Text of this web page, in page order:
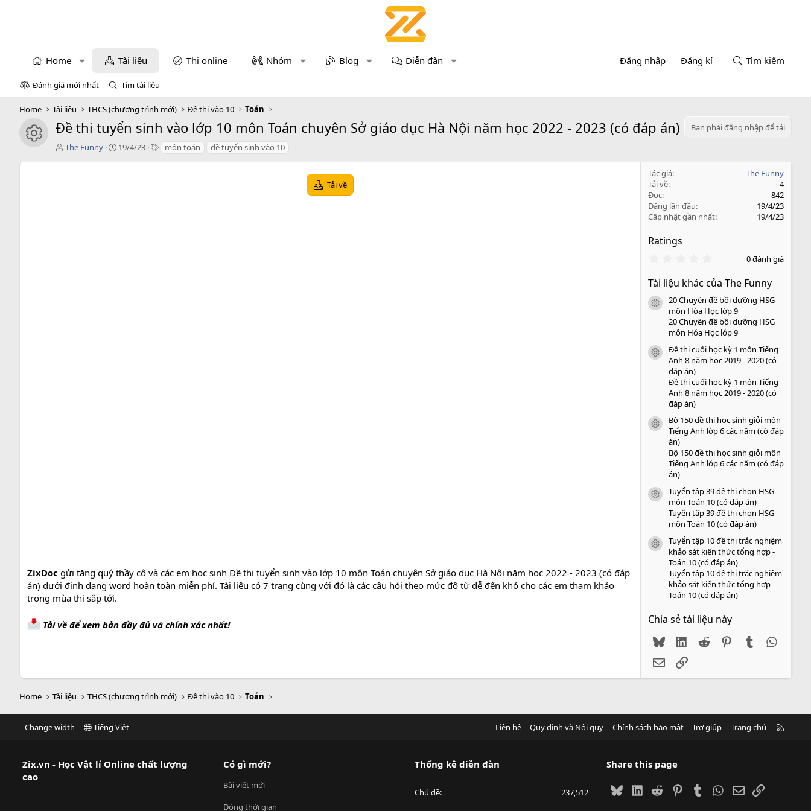
Home Tài liệu Thi online Nhóm Blog Diễn đàn Đăng nhập Đăng kí Tìm kiếm
Đánh giá mới nhất Tìm tài liệu
Home Tài liệu THCS (chương trình mới) Đề thi vào 10 Toán
icon tài liệu
Đề thi tuyển sinh vào lớp 10 môn Toán chuyên Sở giáo dục Hà Nội năm học 2022 - 2023 (có đáp án)
Bạn phải đăng nhập để tải
T
The Funny
C19/4/23
T môn toán đề tuyển sinh vào 10
Tải về
ZixDoc gửi tặng quý thầy cô và các em học sinh Đề thi tuyển sinh vào lớp 10 môn Toán chuyên Sở giáo dục Hà Nội năm học 2022 - 2023 (có đáp
án) dưới định dạng word hoàn toàn miễn phí. Tài liệu có 7 trang cùng với đó là các câu hỏi theo mức độ từ dễ đến khó cho các em tham khảo
trong mùa thi sắp tới.
Tải về để xem bản đầy đủ và chính xác nhất!
Tác giả
The Funny
Tải về
4
Đọc
842
Đăng lần đầu
19/4/23
Cập nhật gần nhất
19/4/23
Ratings
0
0
s
a
o
0 đánh giá
Tài liệu khác của The Funny
icon tài liệu
20 Chuyên đề bồi dưỡng HSG
môn Hóa Học lớp 9
20 Chuyên đề bồi dưỡng HSG
môn Hóa Học lớp 9
icon tài liệu
Đề thi cuối học kỳ 1 môn Tiếng
Anh 8 năm học 2019 - 2020 (có
đáp án)
Đề thi cuối học kỳ 1 môn Tiếng
Anh 8 năm học 2019 - 2020 (có
đáp án)
icon tài liệu
Bộ 150 đề thi học sinh giỏi môn
Tiếng Anh lớp 6 các năm (có đáp
án)
Bộ 150 đề thi học sinh giỏi môn
Tiếng Anh lớp 6 các năm (có đáp
án)
icon tài liệu
Tuyển tập 39 đề thi chọn HSG
môn Toán 10 (có đáp án)
Tuyển tập 39 đề thi chọn HSG
môn Toán 10 (có đáp án)
icon tài liệu
Tuyển tập 10 đề thi trắc nghiệm
khảo sát kiến thức tổng hợp -
Toán 10 (có đáp án)
Tuyển tập 10 đề thi trắc nghiệm
khảo sát kiến thức tổng hợp -
Toán 10 (có đáp án)
Chia sẻ tài liệu này
BlueskyLinkedIn
Reddit PinterestTumblr
EmailLink
Home Tài liệu THCS (chương trình mới) Đề thi vào 10 Toán
Change width Tiếng Việt Liên hệ Quy định và Nội quy Chính sách bảo mật Trợ giúp Trang chủ
Zix.vn - Học Vật lí Online chất lượng
cao
Có gì mới?
Bài viết mới
Dòng thời gian
Thống kê diễn đàn
Chủ đề 237,512
Share this page
BlueskyLinkedIn
Reddit PinterestTumblrWhatsApp
EmailLink